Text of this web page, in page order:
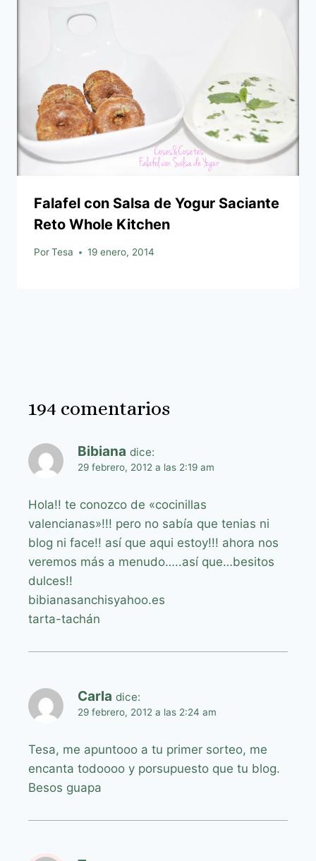
Falafel con Salsa de Yogur Saciante
Reto Whole Kitchen
PorTesa 19 enero, 2014
194 comentarios
Bibiana dice:
29 febrero, 2012 a las 2:19 am
Hola!! te conozco de «cocinillas
valencianas»!!! pero no sabía que tenias ni
blog ni face!! así que aqui estoy!!! ahora nos
veremos más a menudo…..así que…besitos
dulces!!
bibianasanchisyahoo.es
tarta-tachán
Carla dice:
29 febrero, 2012 a las 2:24 am
Tesa, me apuntooo a tu primer sorteo, me
encanta todoooo y porsupuesto que tu blog.
Besos guapa